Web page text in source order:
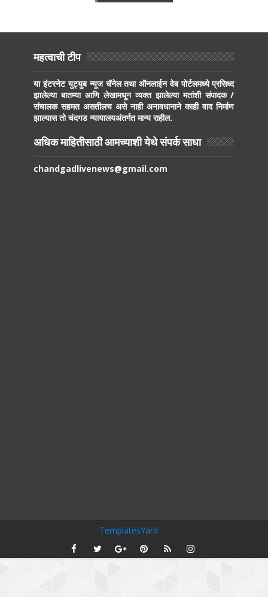
महत्वाची टीप
या इंटरनेट युट्युब न्यूज चॅनेल तथा ऑनलाईन वेब पोर्टलमध्ये प्रसिध्द
झालेल्या बातम्या आणि लेखामधून व्यक्त झालेल्या मतांशी संपादक /
संचालक सहमत असतीलच असे नाही अनावधानाने काही वाद निर्माण
झाल्यास तो चंदगड न्यायालयअंतर्गत मान्य राहील.
अधिक माहितीसाठी आमच्याशी येथे संपर्क साधा
chandgadlivenews@gmail.com